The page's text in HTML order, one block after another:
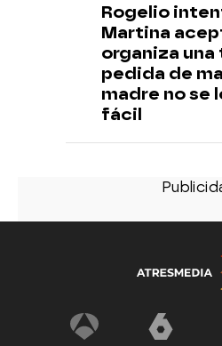
Rogelio
Martina
organiza
pedida de
madre no se
fácil